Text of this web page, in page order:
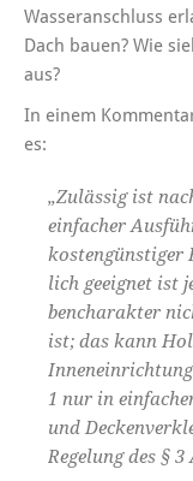
Wasseranschluss
Dach bauen? Wie
aus?
In einem
es:
„Zulässig ist
einfacher
kostengünstiger
lich ge­eignet ist
bencharakter
ist; das kann
1 nur in
und
Regelung des § 3